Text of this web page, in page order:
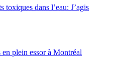
dans l’eau: J’agis
plein essor à Montréal